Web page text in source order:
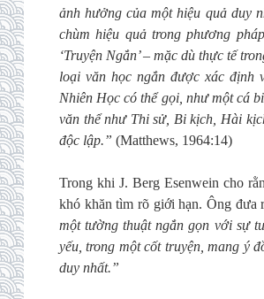
ảnh hưởng của một hiệu quả duy
chùm hiệu quả trong phương
‘Truyện Ngắn’ – mặc dù thực tế
loại văn học ngắn được xác
Nhiên Học có thể gọi, như một cá
văn thể như Thi sử, Bi kịch, Hài
độc lập.” (Matthews, 1964:14)
Trong khi J. Berg Esenwein cho
khó khăn tìm rõ giới hạn. Ông đưa
một tường thuật ngắn gọn với sự
yếu, trong một cốt truyện, mang ý
duy nhất.”